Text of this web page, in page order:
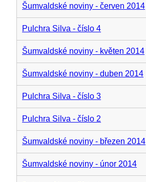
Šumvaldské noviny - červen 2014
Pulchra Silva - číslo 4
Šumvaldské noviny - květen 2014
Šumvaldské noviny - duben 2014
Pulchra Silva - číslo 3
Pulchra Silva - číslo 2
Šumvaldské noviny - březen 2014
Šumvaldské noviny - únor 2014